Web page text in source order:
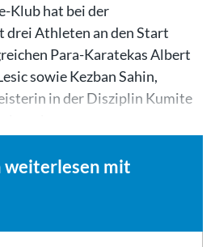
Klub hat bei der
drei Athleten an den Start
Para-Karatekas Albert
sowie Kezban Sahin,
in der Disziplin Kumite
weiterlesen mit